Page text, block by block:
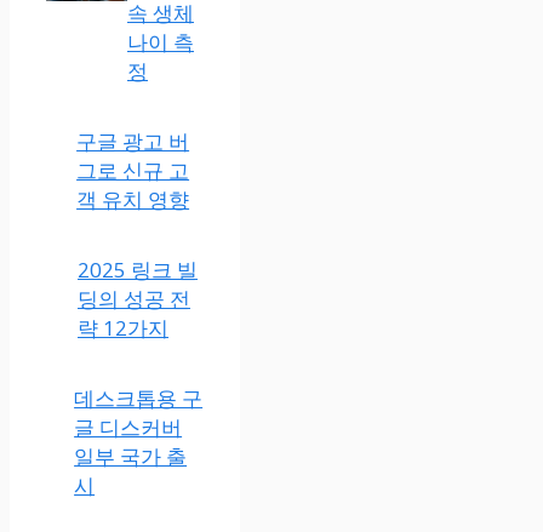
속 생체
나이 측
정
구글 광고 버
그로 신규 고
객 유치 영향
2025 링크 빌
딩의 성공 전
략 12가지
데스크톱용 구
글 디스커버
일부 국가 출
시